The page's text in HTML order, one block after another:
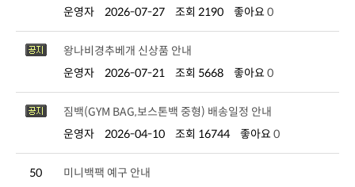
운영자 2026-07-27 조회 2190 좋아요 0
왕나비경추베개 신상품 안내
운영자
2026-07-21 조회 5668 좋아요 0
짐백(GYM BAG,보스톤백 중형) 배송일정 안내
운영자
2026-04-10 조회 16744 좋아요 0
50
미니백팩 예구 안내